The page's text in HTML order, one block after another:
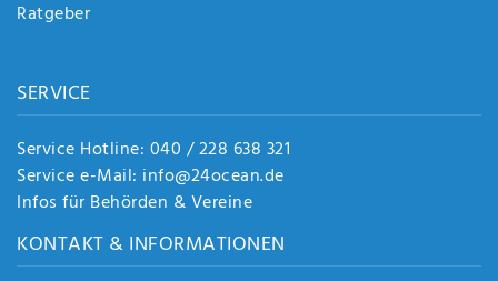
Ratgeber
SERVICE
Service Hotline: 040 / 228 638 321
Service e-Mail: info@24ocean.de
Infos für Behörden & Vereine
KONTAKT & INFORMATIONEN